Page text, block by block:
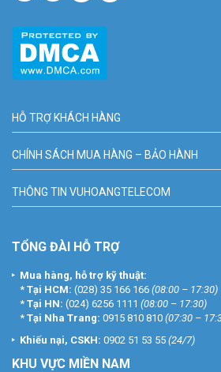
HỖ TRỢ KHÁCH HÀNG
CHÍNH SÁCH MUA HÀNG – BẢO HÀNH
THÔNG TIN VUHOANGTELECOM
TỔNG ĐÀI HỖ TRỢ
Mua hàng, hỗ trợ kỹ thuật:
* Tại HCM: (028) 35 166 166 (08:00 – 17:30)
* Tại HN: (024) 6256 1111 (08:00 – 17:30)
* Tại Nha Trang: 0915 810 810 (07:30 –
Khiếu nại, CSKH: 0902 51 53 55 (24/7)
KHU VỰC MIỀN NAM